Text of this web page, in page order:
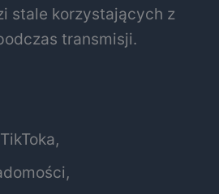
stale korzystających z
transmisji.